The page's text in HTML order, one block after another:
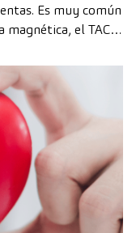
Es muy común
magnética, el TAC y
tecnologías
objetivos